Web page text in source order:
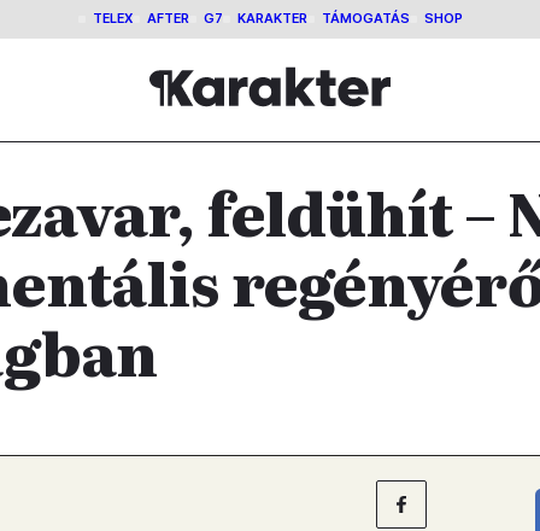
TELEX AFTER G7 KARAKTER TÁMOGATÁS SHOP
feldühít –